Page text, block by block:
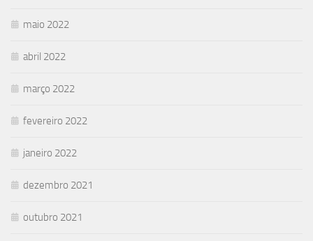
maio 2022
abril 2022
março 2022
fevereiro 2022
janeiro 2022
dezembro 2021
outubro 2021